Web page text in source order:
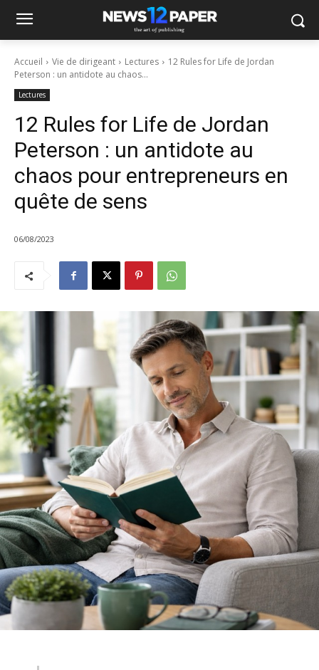
Accueil Vie de dirigeant Lectures
12 Rules for Life de Jordan
Peterson : un antidote au chaos...
Lectures
12 Rules for Life de Jordan
Peterson : un antidote au
chaos pour entrepreneurs en
quête de sens
06/08/2023
Panneau de gestion des cookies